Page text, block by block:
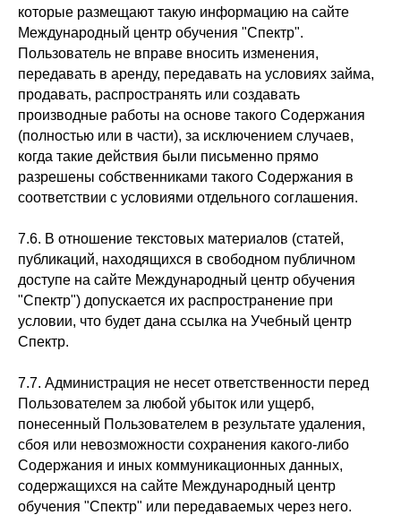
которые размещают такую информацию на сайте
Международный центр обучения "Спектр".
Пользователь не вправе вносить изменения,
передавать в аренду, передавать на условиях займа,
продавать, распространять или создавать
производные работы на основе такого Содержания
(полностью или в части), за исключением случаев,
когда такие действия были письменно прямо
разрешены собственниками такого Содержания в
соответствии с условиями отдельного соглашения.
7.6. В отношение текстовых материалов (статей,
публикаций, находящихся в свободном публичном
доступе на сайте Международный центр обучения
"Спектр") допускается их распространение при
условии, что будет дана ссылка на Учебный центр
Спектр.
7.7. Администрация не несет ответственности перед
Пользователем за любой убыток или ущерб,
понесенный Пользователем в результате удаления,
сбоя или невозможности сохранения какого-либо
Содержания и иных коммуникационных данных,
содержащихся на сайте Международный центр
обучения "Спектр" или передаваемых через него.